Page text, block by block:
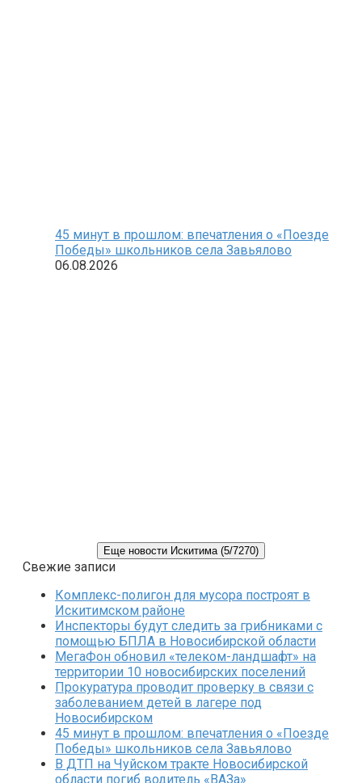
45 минут в прошлом: впечатления о «Поезде
Победы» школьников села Завьялово
06.08.2026
Еще новости Искитима (5/7270)
Свежие записи
Комплекс-полигон для мусора построят в
Искитимском районе
Инспекторы будут следить за грибниками с
помощью БПЛА в Новосибирской области
МегаФон обновил «телеком-ландшафт» на
территории 10 новосибирских поселений
Прокуратура проводит проверку в связи с
заболеванием детей в лагере под
Новосибирском
45 минут в прошлом: впечатления о «Поезде
Победы» школьников села Завьялово
В ДТП на Чуйском тракте Новосибирской
области погиб водитель «ВАЗа»